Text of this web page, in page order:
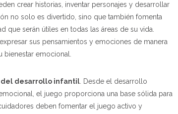
crear historias, inventar personajes y desarrollar
no solo es divertido, sino que también fomenta
que serán útiles en todas las áreas de su vida.
sus pensamientos y emociones de manera
bienestar emocional.
del desarrollo infantil. Desde el desarrollo
el juego proporciona una base sólida para
deben fomentar el juego activo y